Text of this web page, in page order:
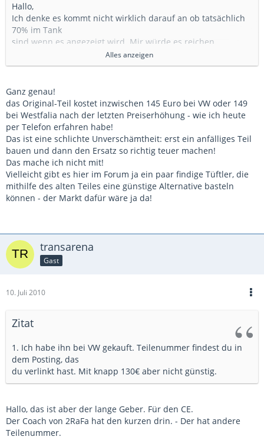
Hallo,
Ich denke es kommt nicht wirklich darauf an ob tatsächlich
70% im Tank
sind wenn es angezeigt wird. Mir würde es reichen
zuverlässlich sehen zu könne
(oder auch einfach abschätzen zu können)wieviel ungefähr
damit ich nicht "trocken fahre". Mein teures Originalteil
leistet es
jedenfalls nicht zuverlässlich!
Alles anzeigen
Ganz genau!
das Original-Teil kostet inzwischen 145 Euro bei VW oder 149
bei Westfalia nach der letzten Preiserhöhung - wie ich heute
per Telefon erfahren habe!
Das ist eine schlichte Unverschämtheit: erst ein anfälliges Teil
bauen und dann den Ersatz so richtig teuer machen!
Das mache ich nicht mit!
Vielleicht gibt es hier im Forum ja ein paar findige Tüftler, die
mithilfe des alten Teiles eine günstige Alternative basteln
können - der Markt dafür wäre ja da!
transarena
Gast
10. Juli 2010
Zitat
1. Ich habe ihn bei VW gekauft. Teilenummer findest du in
dem Posting, das
du verlinkt hast. Mit knapp 130€ aber nicht günstig.
Hallo, das ist aber der lange Geber. Für den CE.
Der Coach von 2RaFa hat den kurzen drin. - Der hat andere
Teilenummer.